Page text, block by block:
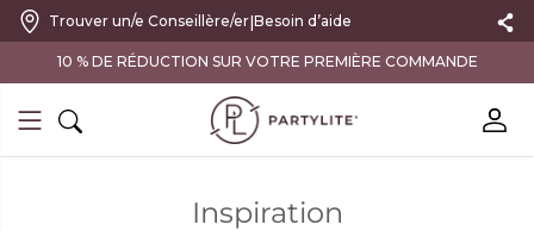
Trouver un/e Conseillère/er|Besoin d’aide
FRAIS D'ENVOI OFFERTS À PARTIR DE 100 CHF D'ACHAT
Inspiration